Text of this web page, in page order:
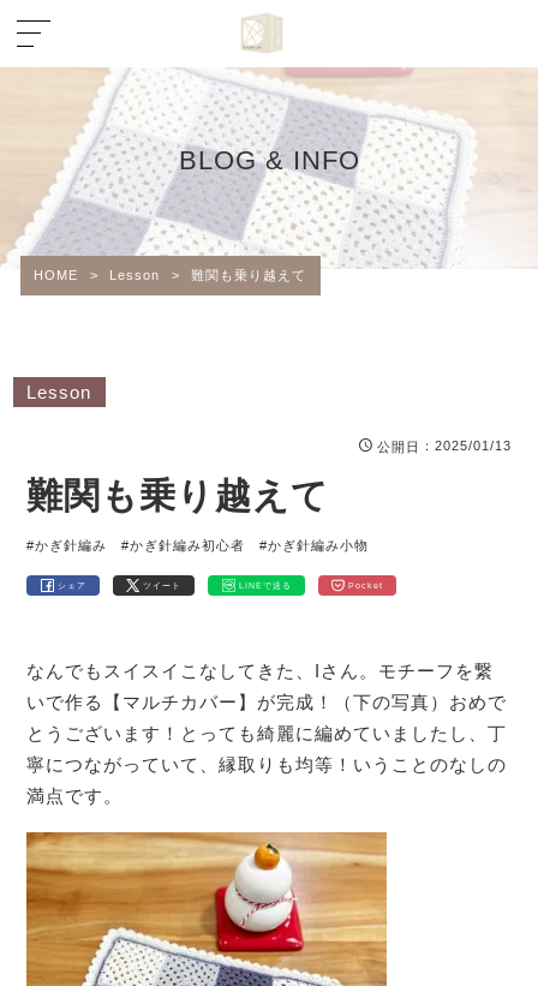
BLOG & INFO
HOME > Lesson > 難関も乗り越えて
Lesson
公開日 ：2025/01/13
難関も乗り越えて
#かぎ針編み #かぎ針編み初心者 #かぎ針編み小物
シェア ツイート LINEで送る Pocket
なんでもスイスイこなしてきた、Iさん。モチーフを繋
いで作る【マルチカバー】が完成！（下の写真）おめで
とうございます！とっても綺麗に編めていましたし、丁
寧につながっていて、縁取りも均等！いうことのなしの
満点です。